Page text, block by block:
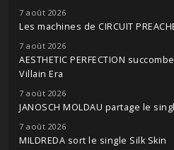
7 août 2026
Les machines de CIRCUIT
7 août 2026
AESTHETIC PERFECTION
Villain Era
7 août 2026
JANOSCH MOLDAU partage le
7 août 2026
MILDREDA sort le single Silk Skin